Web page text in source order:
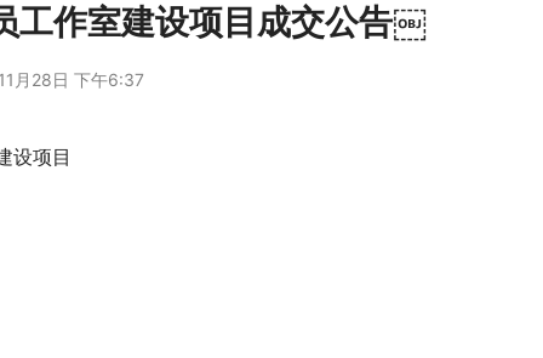
工作室建设项目成交公告￼
月28日 下午6:37
设项目